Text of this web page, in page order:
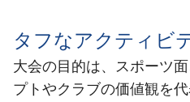
タフなアクティビ
大会の目的は、スポーツ
プトやクラブの価値観を